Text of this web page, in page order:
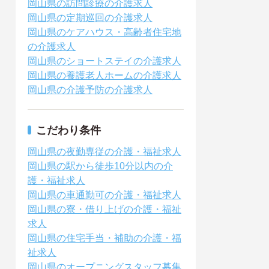
岡山県の訪問診療の介護求人
岡山県の定期巡回の介護求人
岡山県のケアハウス・高齢者住宅地
の介護求人
岡山県のショートステイの介護求人
岡山県の養護老人ホームの介護求人
岡山県の介護予防の介護求人
こだわり条件
岡山県の夜勤専従の介護・福祉求人
岡山県の駅から徒歩10分以内の介
護・福祉求人
岡山県の車通勤可の介護・福祉求人
岡山県の寮・借り上げの介護・福祉
求人
岡山県の住宅手当・補助の介護・福
祉求人
岡山県のオープニングスタッフ募集